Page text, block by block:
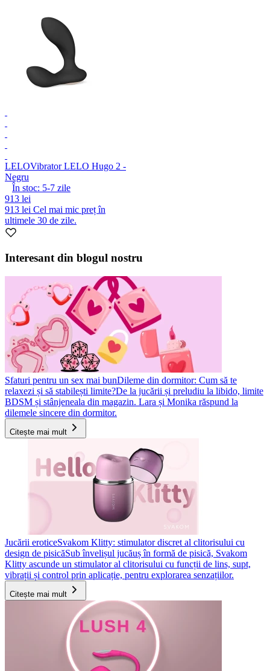
LELOVibrator LELO Hugo 2 -
Negru
În stoc: 5-7 zile
913 lei
913 lei Cel mai mic preț în
ultimele 30 de zile.
Interesant din blogul nostru
Sfaturi pentru un sex mai bunDileme din dormitor: Cum să te
relaxezi și să stabilești limite?De la jucării și preludiu la libido, limite
BDSM și stânjeneala din magazin. Lara și Monika răspund la
dilemele sincere din dormitor.
Citește mai mult
Jucării eroticeSvakom Klitty: stimulator discret al clitorisului cu
design de pisicăSub învelișul jucăuș în formă de pisică, Svakom
Klitty ascunde un stimulator al clitorisului cu funcții de lins, supt,
vibrații și control prin aplicație, pentru explorarea senzațiilor.
Citește mai mult